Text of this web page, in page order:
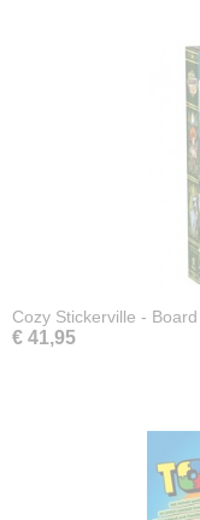
Cozy Stickerville -
€ 41,95